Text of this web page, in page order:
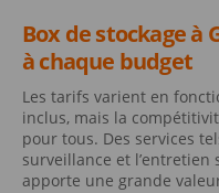
Box de stockage à
à chaque budget
Les tarifs varient en
inclus, mais la
pour tous. Des services
surveillance et
apporte une grande